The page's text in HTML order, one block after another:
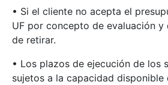
• Si el cliente no acepta el
UF por concepto de evaluación
de retirar.
• Los plazos de ejecución de los
sujetos a la capacidad disponible